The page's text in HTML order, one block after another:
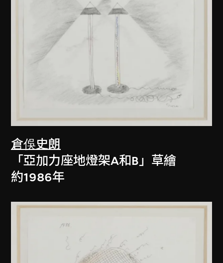
倉俁史朗
「亞加力座地燈架A和B」草繪
約1986年